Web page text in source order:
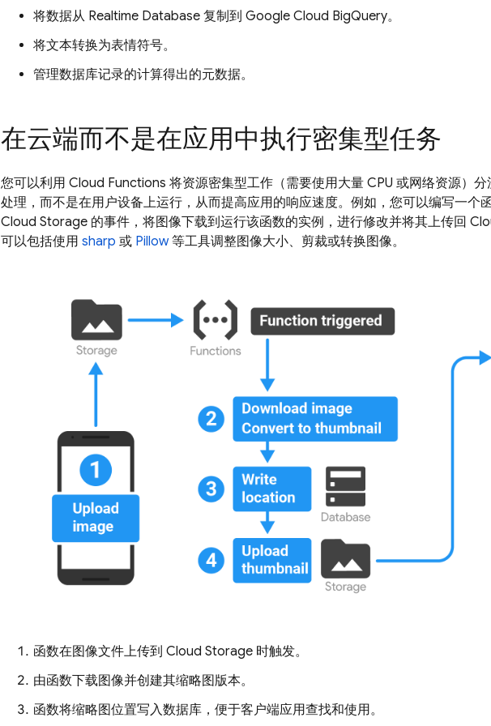
将数据从 Realtime Database 复制到 Google Cloud BigQuery。
将文本转换为表情符号。
管理数据库记录的计算得出的元数据。
在云端而不是在应用中执行密集型任务
您可以利用 Cloud Functions 将资源密集型工作（需要使用大量 CPU 或网络资源）
处理，而不是在用户设备上运行，从而提高应用的响应速度。例如，您可以编写一个
Cloud Storage 的事件，将图像下载到运行该函数的实例，进行修改并将其上传回
可以包括使用 sharp 或 Pillow等工具调整图像大小、剪裁或转换图像。
函数在图像文件上传到 Cloud Storage 时触发。
由函数下载图像并创建其缩略图版本。
函数将缩略图位置写入数据库，便于客户端应用查找和使用。